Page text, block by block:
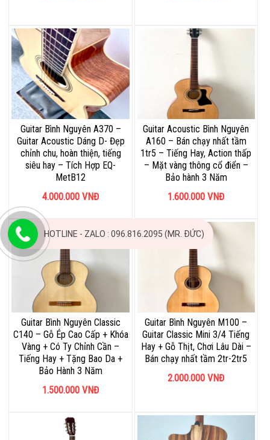
Guitar Bình Nguyên A370 –
Guitar Acoustic Dáng D- Đẹp
chỉnh chu, hoàn thiện, tiếng
siêu hay – Tích Hợp EQ-
MetB12
4.000.000 VNĐ
Guitar Acoustic Bình Nguyên
A160 – Bán chạy nhất tầm
1tr5 – Tiếng Hay, Action thấp
– Mặt vàng thông cổ điển –
Bảo hành 3 Năm
1.600.000 VNĐ
Guitar Bình Nguyên Classic
C140 – Gỗ Ép Cao Cấp + Khóa
Vàng + Có Ty Chỉnh Cần –
Tiếng Hay + Tặng Bao Da +
Bảo Hành 3 Năm
1.500.000 VNĐ
Guitar Bình Nguyên M100 –
Guitar Classic Mini 3/4 Tiếng
Hay + Gỗ Thịt, Chơi Lâu Dài –
Bán chạy nhất tầm 2tr-2tr5
2.000.000 VNĐ
HOTLINE - ZALO : 096.816.2095 (MR. ĐỨC)